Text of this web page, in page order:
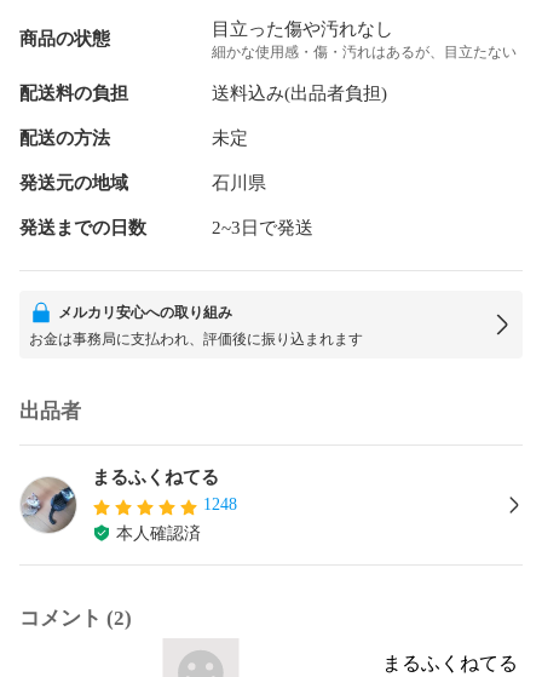
商品の状態 目立った傷や汚れなし
細かな使用感・傷・汚れはあるが、目立たない
配送料の負担 送料込み(出品者負担)
配送の方法 未定
発送元の地域 石川県
発送までの日数 2~3日で発送
メルカリ安心への取り組み
お金は事務局に支払われ、評価後に振り込まれます
出品者
まるふくねてる
1248
本人確認済
コメント (2)
まるふくねてる